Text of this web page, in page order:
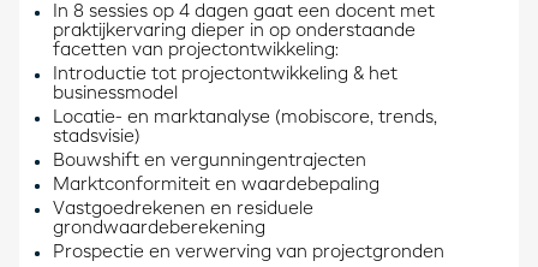
In 8 sessies op 4 dagen gaat een docent met
praktijkervaring dieper in op onderstaande
facetten van projectontwikkeling:
Introductie tot projectontwikkeling & het
businessmodel
Locatie- en marktanalyse (mobiscore, trends,
stadsvisie)
Bouwshift en vergunningentrajecten
Marktconformiteit en waardebepaling
Vastgoedrekenen en residuele
grondwaardeberekening
Prospectie en verwerving van projectgronden